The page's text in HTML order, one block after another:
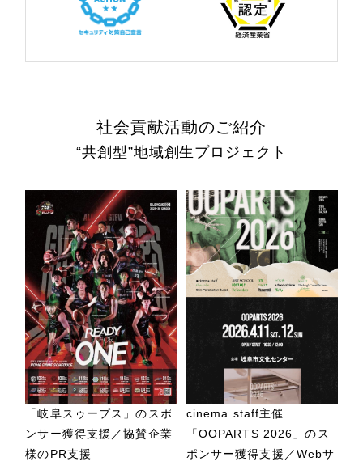
社会貢献活動のご紹介
“共創型”地域創生プロジェクト
「岐阜スゥープス」のスポ
ンサー獲得支援／協賛企業
様のPR支援
cinema staff主催
「OOPARTS 2026」のス
ポンサー獲得支援／Webサ